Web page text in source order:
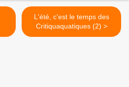
L'été, c'est le temps des
Critiquaquatiques (2) >